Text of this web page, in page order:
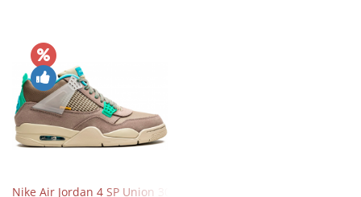
Nike Air Jordan 4 SP Union 30th Anniversary Taupe Haze